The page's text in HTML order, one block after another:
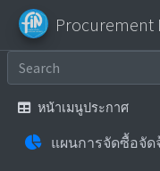
Procurement
Procurement
หน้าเมนูประกาศ
แผนการจัดซื้อจัด